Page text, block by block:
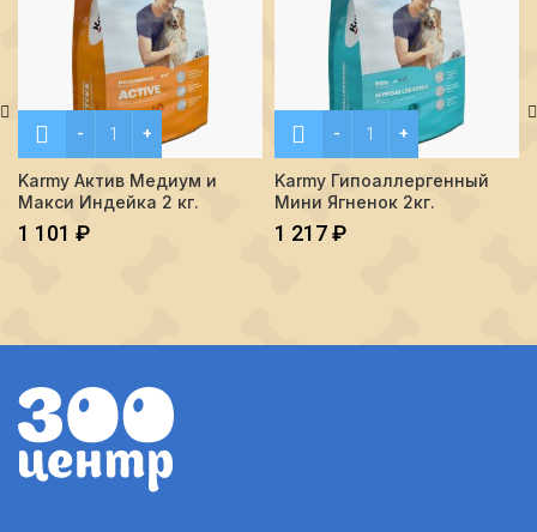
Количество Karmy Актив Медиум и Макси Индейка 2 кг.
Karmy Актив Медиум и
Макси Индейка 2 кг.
1 101 ₽
Количество Karmy
Karmy Гипоаллергенный
Мини Ягненок 2кг.
1 217₽